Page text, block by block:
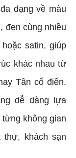
dạng về màu
đen cùng nhiều
satin, giúp
khác nhau từ
Tân cổ điển.
dễ dàng lựa
không gian
thự, khách sạn